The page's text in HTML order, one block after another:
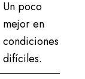
Un poco
mejor en
condiciones
difíciles.